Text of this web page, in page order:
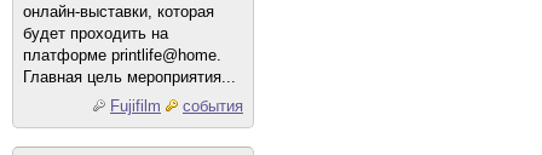
онлайн-выставки, которая
будет проходить на
платформе printlife@home.
Главная цель мероприятия...
Fujifilm
события